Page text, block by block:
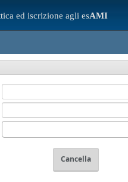
ed iscrizione agli esAMI
Cancella